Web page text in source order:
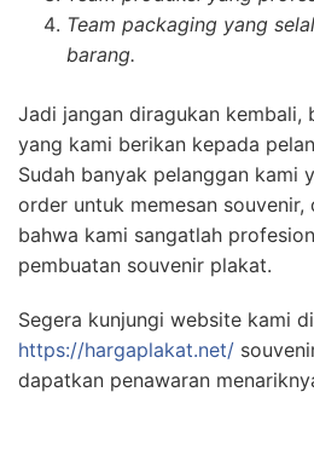
Team packaging yang
barang.
Jadi jangan diragukan kembali,
yang kami berikan kepada
Sudah banyak pelanggan kami
order untuk memesan
bahwa kami sangatlah
pembuatan souvenir plakat.
Segera kunjungi website kami di
https://hargaplakat.net/
dapatkan penawaran